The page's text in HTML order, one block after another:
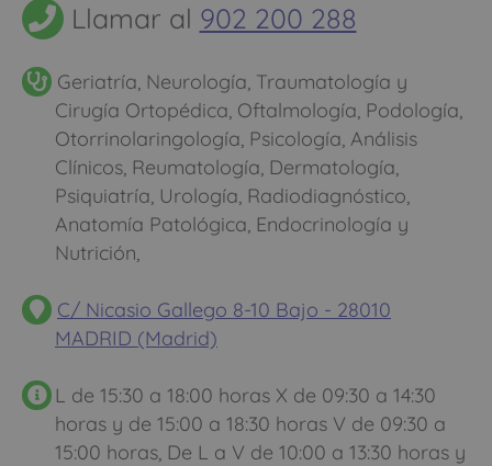
Llamar al 902 200 288
Geriatría, Neurología, Traumatología y
Cirugía Ortopédica, Oftalmología, Podología,
Otorrinolaringología, Psicología, Análisis
Clínicos, Reumatología, Dermatología,
Psiquiatría, Urología, Radiodiagnóstico,
Anatomía Patológica, Endocrinología y
Nutrición,
C/ Nicasio Gallego 8-10 Bajo - 28010
MADRID (Madrid)
L de 15:30 a 18:00 horas X de 09:30 a 14:30
horas y de 15:00 a 18:30 horas V de 09:30 a
15:00 horas, De L a V de 10:00 a 13:30 horas y